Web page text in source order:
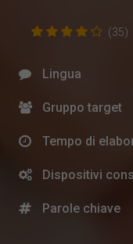
(35)
Lingua
Gruppo target
Tempo di
Dispositivi
Parole chiave